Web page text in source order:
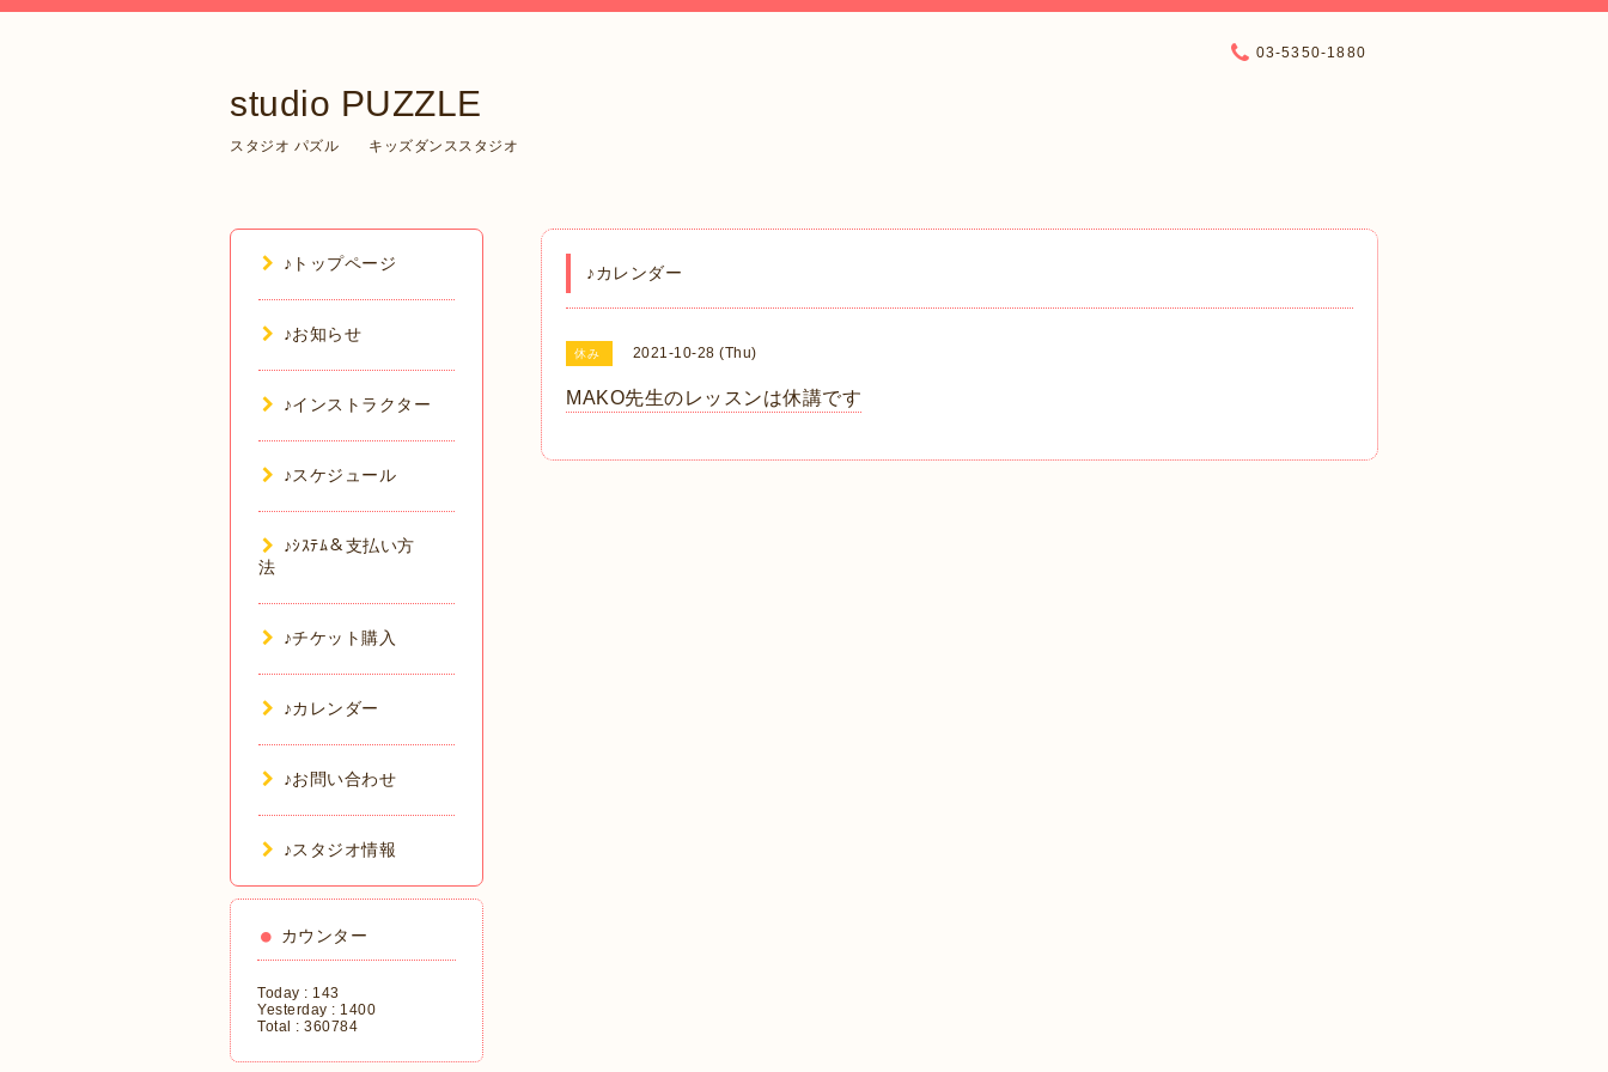
studio PUZZLE
スタジオ パズル キッズダンススタジオ
03-5350-1880
♪カレンダー
休み 2021-10-28 (Thu)
MAKO先生のレッスンは休講です
♪トップページ
♪お知らせ
♪インストラクター
♪スケジュール
♪ｼｽﾃﾑ＆支払い方
法
♪チケット購入
♪カレンダー
♪お問い合わせ
♪スタジオ情報
カウンター
Today : 143
Yesterday : 1400
Total : 360784